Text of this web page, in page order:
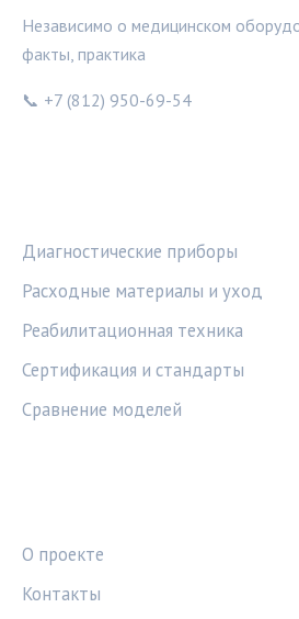
Независимо о медицинском
факты, практика
📞 +7 (812) 950-69-54
Диагностические приборы
Расходные материалы и уход
Реабилитационная техника
Сертификация и стандарты
Сравнение моделей
О проекте
Контакты